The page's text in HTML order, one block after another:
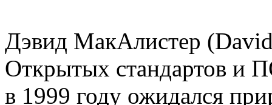
Дэвид МакАлистер
Открытых стандартов и
в 1999 году ожидался